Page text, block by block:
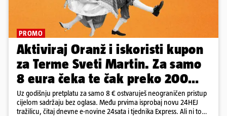
PROMO
Aktiviraj Oranž i iskoristi kupon
za Terme Sveti Martin. Za samo
8 eura čeka te čak preko 200
eura kupona!
Uz godišnju pretplatu za samo 8 € ostvaruješ neograničen pristup
cijelom sadržaju bez oglasa. Među prvima isprobaj novu 24HEJ
tražilicu, čitaj dnevne e-novine 24sata i tjednika Express. Ali ni to